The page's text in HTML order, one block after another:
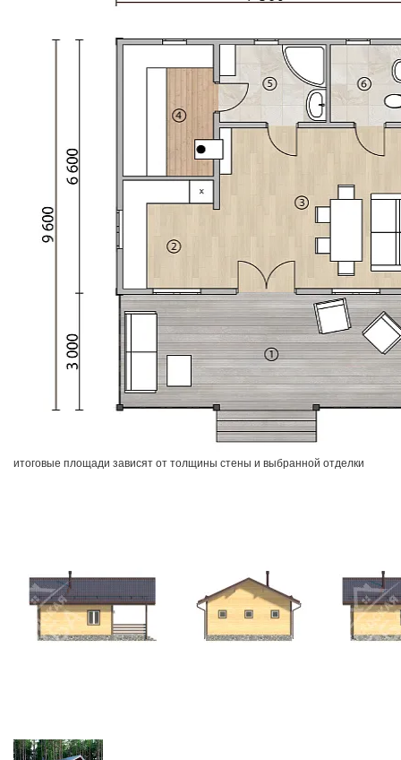
итоговые площади зависят от толщины стены и выбранной отделки